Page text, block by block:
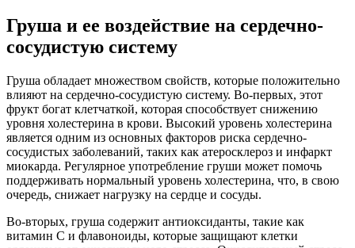
Груша и ее воздействие на сердечно-
сосудистую систему
Груша обладает множеством свойств, которые положительно
влияют на сердечно-сосудистую систему. Во-первых, этот
фрукт богат клетчаткой, которая способствует снижению
уровня холестерина в крови. Высокий уровень холестерина
является одним из основных факторов риска сердечно-
сосудистых заболеваний, таких как атеросклероз и инфаркт
миокарда. Регулярное употребление груши может помочь
поддерживать нормальный уровень холестерина, что, в свою
очередь, снижает нагрузку на сердце и сосуды.
Во-вторых, груша содержит антиоксиданты, такие как
витамин C и флавоноиды, которые защищают клетки